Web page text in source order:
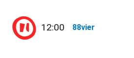
12:00 88vier